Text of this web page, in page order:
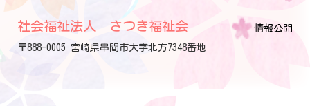
社会福祉法人 さつき福祉会
〒888-0005 宮崎県串間市大字北方7348番地
情報公開